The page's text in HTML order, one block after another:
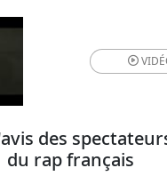
des
du rap français